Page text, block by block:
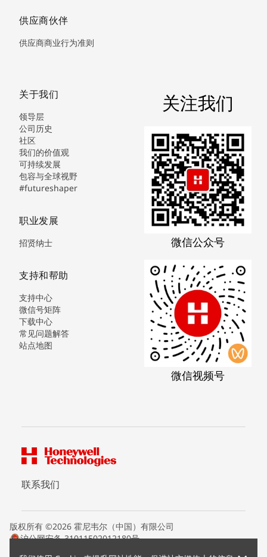
供应商伙伴
供应商商业行为准则
关于我们
领导层
公司历史
社区
我们的价值观
可持续发展
包容与全球视野
#futureshaper
职业发展
招贤纳士
支持和帮助
支持中心
微信号矩阵
下载中心
常见问题解答
站点地图
关注我们
微信公众号
微信视频号
联系我们
版权所有 ©2026 霍尼韦尔（中国）有限公司
沪公网安备 31011502012180号